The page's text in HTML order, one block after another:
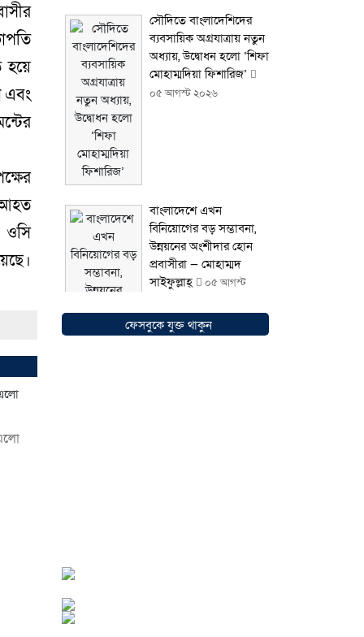
হয়ে
এবং
আহত
ওসি
সৌদিতে বাংলাদেশিদের
ব্যবসায়িক অগ্রযাত্রায় নতুন
অধ্যায়, উদ্বোধন হলো ‘শিফা
মোহাম্মদিয়া ফিশারিজ’
০৫ আগস্ট ২০২৬
বাংলাদেশে এখন
বিনিয়োগের বড় সম্ভাবনা,
উন্নয়নের অংশীদার হোন
প্রবাসীরা — মোহাম্মদ
সাইফুল্লাহ্
০৫ আগস্ট
ফেসবুকে যুক্ত থাকুন